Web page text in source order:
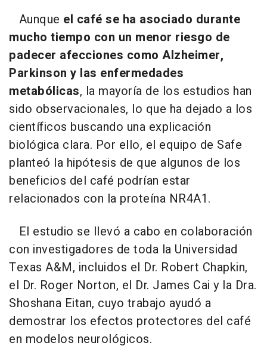
Aunque el café se ha asociado durante
mucho tiempo con un menor riesgo de
padecer afecciones como Alzheimer,
Parkinson y las enfermedades
metabólicas, la mayoría de los estudios han
sido observacionales, lo que ha dejado a los
científicos buscando una explicación
biológica clara. Por ello, el equipo de Safe
planteó la hipótesis de que algunos de los
beneficios del café podrían estar
relacionados con la proteína NR4A1.
El estudio se llevó a cabo en colaboración
con investigadores de toda la Universidad
Texas A&M, incluidos el Dr. Robert Chapkin,
el Dr. Roger Norton, el Dr. James Cai y la Dra.
Shoshana Eitan, cuyo trabajo ayudó a
demostrar los efectos protectores del café
en modelos neurológicos.